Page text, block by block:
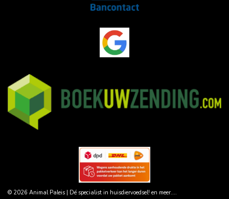
© 2026 Animal Paleis | Dé specialist in huisdiervoedsel! en meer....